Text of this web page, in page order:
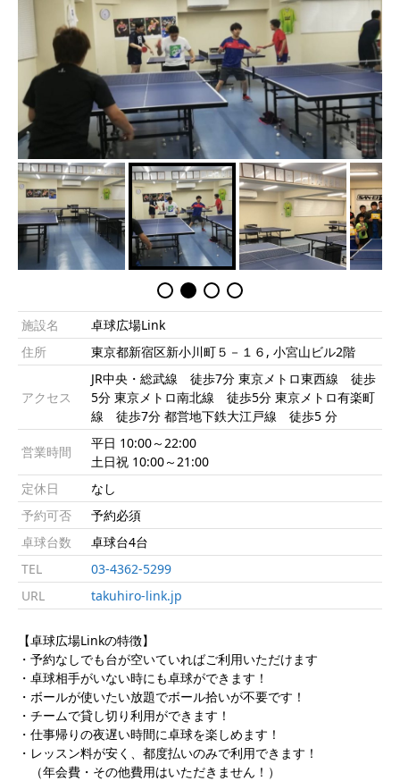
施設名
卓球広場Link
住所
東京都新宿区新小川町５－１６, 小宮山ビル2階
アクセス
JR中央・総武線 徒歩7分 東京メトロ東西線 徒歩
5分 東京メトロ南北線 徒歩5分 東京メトロ有楽町
線 徒歩7分 都営地下鉄大江戸線 徒歩5 分
営業時間
平日 10:00～22:00
土日祝 10:00～21:00
定休日
なし
予約可否
予約必須
卓球台数
卓球台4台
TEL
03-4362-5299
URL
takuhiro-link.jp
【卓球広場Linkの特徴】
・予約なしでも台が空いていればご利用いただけます
・卓球相手がいない時にも卓球ができます！
・ボールが使いたい放題でボール拾いが不要です！
・チームで貸し切り利用ができます！
・仕事帰りの夜遅い時間に卓球を楽しめます！
・レッスン料が安く、都度払いのみで利用できます！
（年会費・その他費用はいただきません！）